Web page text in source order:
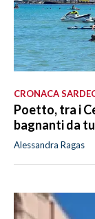
CRONACA
Poetto, tra i
bagnanti da
Alessandra Ragas